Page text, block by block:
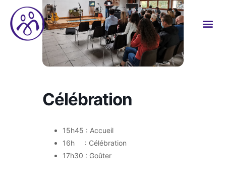
Célébration
15h45 : Accueil
16h : Célébration
17h30 : Goûter